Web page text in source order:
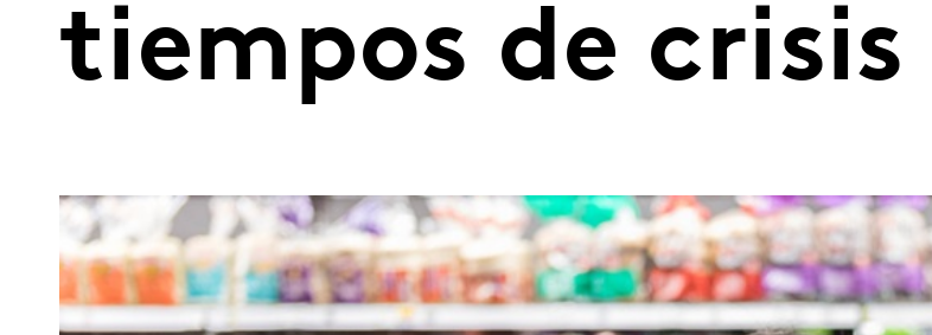
tiempos de crisis